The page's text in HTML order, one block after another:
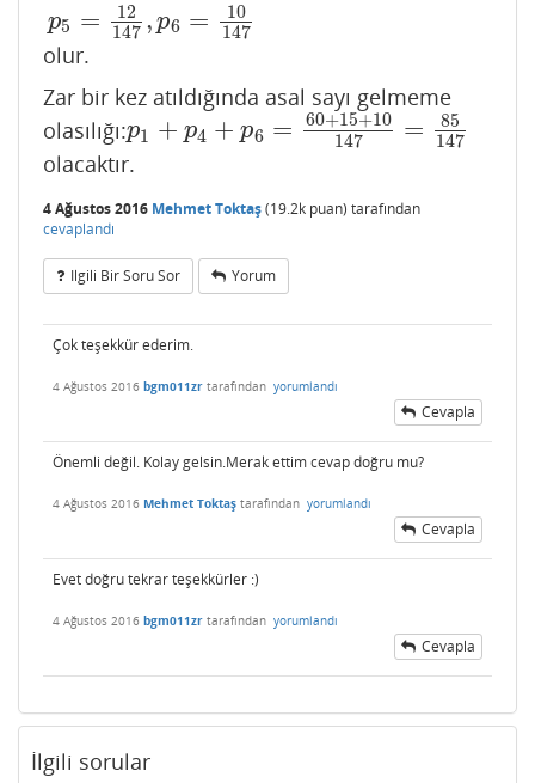
p5 =
12
147 , p6 =
10
147
olur.
Zar bir kez atıldığında asal sayı gelmeme
olasılığı:p1 + p4 + p6 = 60+15+10
147
=
85
147
p1 +p 4+p 6= 60+ 15 +10147=85 147
olacaktır.
4 Ağustos 2016 Mehmet Toktaş(19.2k puan) tarafından
cevaplandı
Ilgili Bir Soru Sor Yorum
Çok teşekkür ederim.
4 Ağustos 2016 bgm011zr tarafından yorumlandı
Cevapla
Önemli değil. Kolay gelsin.Merak ettim cevap doğru mu?
4 Ağustos 2016 Mehmet Toktaş tarafından yorumlandı
Cevapla
Evet doğru tekrar teşekkürler :)
4 Ağustos 2016 bgm011zr tarafından yorumlandı
Cevapla
İlgili sorular